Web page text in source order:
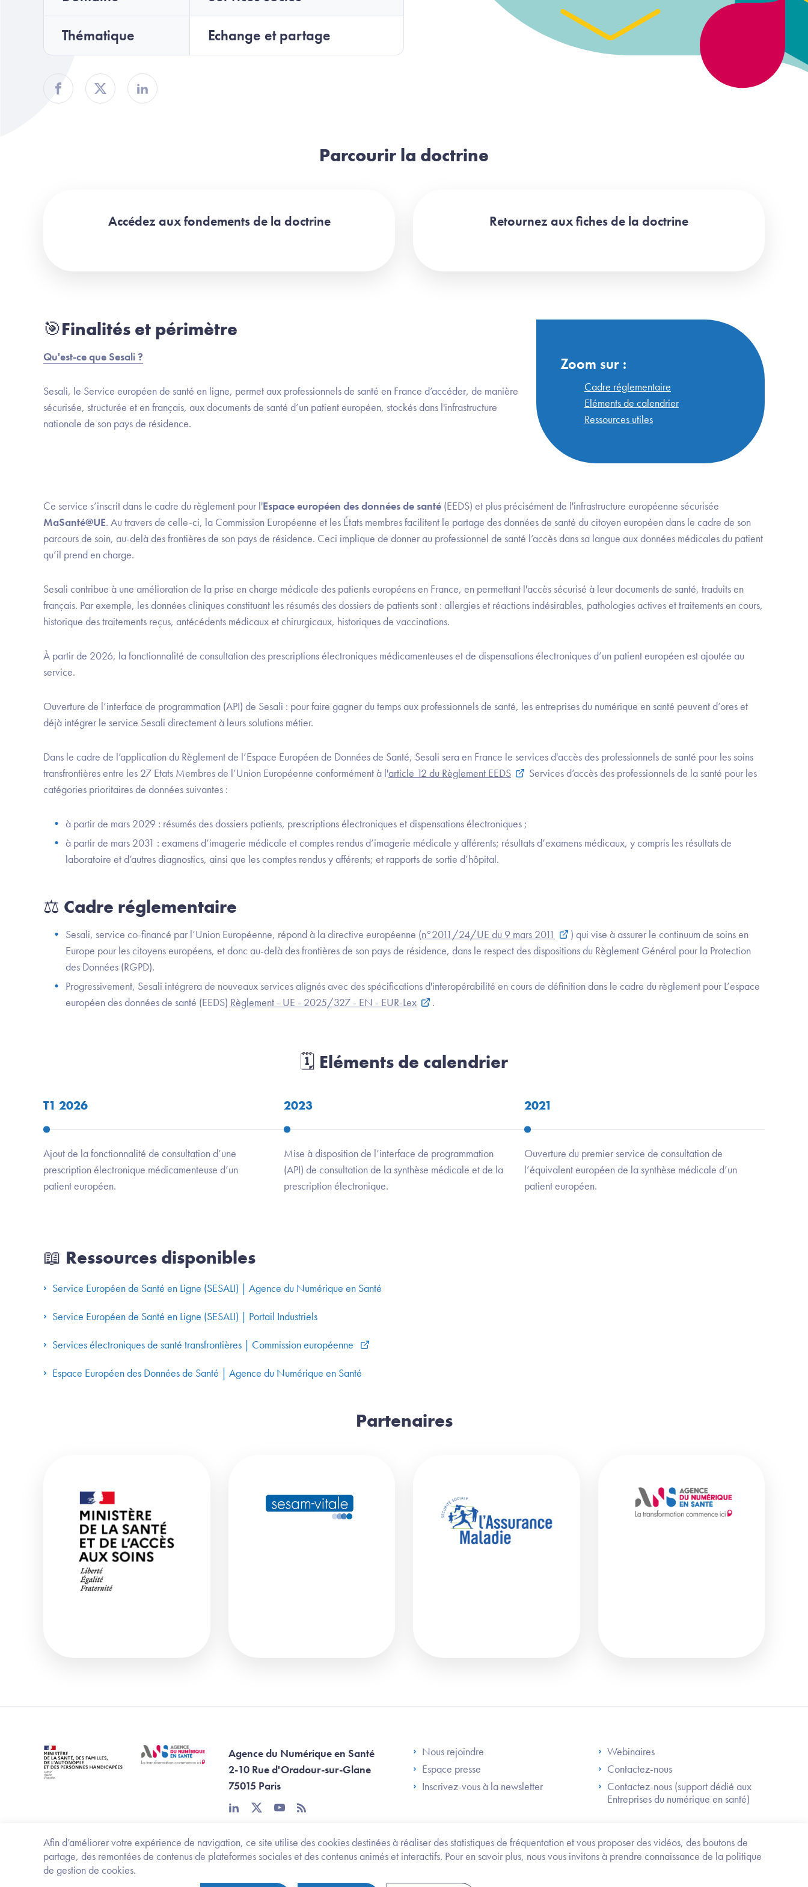
Afin d’améliorer votre expérience de navigation, ce site utilise des cookies destinées à réaliser des statistiques de fréquentation et vous proposer des vidéos, des boutons de
partage, des remontées de contenus de plateformes sociales et des contenus animés et interactifs. Pour en savoir plus, nous vous invitons à prendre connaissance de la politique
de gestion de cookies.
Trouvez
Thématique Echange et partage
Partager sur Facebook
Partager sur TwitterPartager sur Linkedin
Parcourir la doctrine
Accédez aux fondements de la doctrine Retournez aux fiches de la doctrine
🎯Finalités et périmètre
Qu'est-ce que Sesali ?
Sesali, le Service européen de santé en ligne, permet aux professionnels de santé en France d’accéder, de manière
sécurisée, structurée et en français, aux documents de santé d’un patient européen, stockés dans l'infrastructure
nationale de son pays de résidence.
Zoom sur :
Cadre réglementaire
Eléments de calendrier
Ressources utiles
Ce service s’inscrit dans le cadre du règlement pour l'Espace européen des données de santé (EEDS) et plus précisément de l'infrastructure européenne sécurisée
MaSanté@UE. Au travers de celle-ci, la Commission Européenne et les États membres facilitent le partage des données de santé du citoyen européen dans le cadre de son
parcours de soin, au-delà des frontières de son pays de résidence. Ceci implique de donner au professionnel de santé l’accès dans sa langue aux données médicales du patient
qu’il prend en charge.
Sesali contribue à une amélioration de la prise en charge médicale des patients européens en France, en permettant l'accès sécurisé à leur documents de santé, traduits en
français. Par exemple, les données cliniques constituant les résumés des dossiers de patients sont : allergies et réactions indésirables, pathologies actives et traitements en cours,
historique des traitements reçus, antécédents médicaux et chirurgicaux, historiques de vaccinations.
À partir de 2026, la fonctionnalité de consultation des prescriptions électroniques médicamenteuses et de dispensations électroniques d’un patient européen est ajoutée au
service.
Ouverture de l’interface de programmation (API) de Sesali : pour faire gagner du temps aux professionnels de santé, les entreprises du numérique en santé peuvent d’ores et
déjà intégrer le service Sesali directement à leurs solutions métier.
Dans le cadre de l’application du Règlement de l’Espace Européen de Données de Santé, Sesali sera en France le services d'accès des professionnels de santé pour les soins
transfrontières entre les 27 Etats Membres de l’Union Européenne conformément à l'article 12 du Règlement EEDS
Services d’accès des professionnels de la santé pour les
catégories prioritaires de données suivantes :
à partir de mars 2029 : résumés des dossiers patients, prescriptions électroniques et dispensations électroniques ;
à partir de mars 2031 : examens d’imagerie médicale et comptes rendus d’imagerie médicale y afférents; résultats d’examens médicaux, y compris les résultats de
laboratoire et d’autres diagnostics, ainsi que les comptes rendus y afférents; et rapports de sortie d’hôpital.
⚖️ Cadre réglementaire
Sesali, service co-financé par l’Union Européenne, répond à la directive européenne (n°2011/24/UE du 9 mars 2011
) qui vise à assurer le continuum de soins en
Europe pour les citoyens européens, et donc au-delà des frontières de son pays de résidence, dans le respect des dispositions du Règlement Général pour la Protection
des Données (RGPD).
Progressivement, Sesali intégrera de nouveaux services alignés avec des spécifications d'interopérabilité en cours de définition dans le cadre du règlement pour L’espace
européen des données de santé (EEDS) Règlement - UE - 2025/327 - EN - EUR-Lex .
🗓️ Eléments de calendrier
T1 2026
Ajout de la fonctionnalité de consultation d’une
prescription électronique médicamenteuse d’un
patient européen.
2023
Mise à disposition de l’interface de programmation
(API) de consultation de la synthèse médicale et de la
prescription électronique.
2021
Ouverture du premier service de consultation de
l’équivalent européen de la synthèse médicale d’un
patient européen.
📖 Ressources disponibles
Service Européen de Santé en Ligne (SESALI) | Agence du Numérique en Santé
Service Européen de Santé en Ligne (SESALI) | Portail Industriels
Services électroniques de santé transfrontières | Commission européenne
Espace Européen des Données de Santé | Agence du Numérique en Santé
Partenaires
Agence du Numérique en Santé
2-10 Rue d'Oradour-sur-Glane
75015 Paris
linkedintwitteryoutube
rss
Footer Left ANS
Nous rejoindre
Espace presse
Inscrivez-vous à la newsletter
Footer Right ANS
Webinaires
Contactez-nous
Contactez-nous (support dédié aux
Entreprises du numérique en santé)